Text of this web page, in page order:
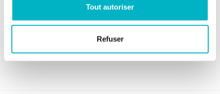
Tout autoriser
Refuser
8 Rue Gray, 1040 Etterbeek
1 Etterbeek